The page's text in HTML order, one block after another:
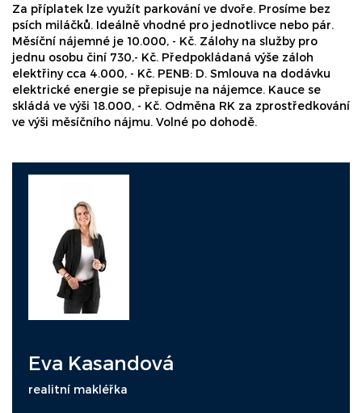
Za příplatek lze využít parkování ve dvoře. Prosíme bez
psích miláčků. Ideálně vhodné pro jednotlivce nebo pár.
Měsíční nájemné je 10.000, - Kč. Zálohy na služby pro
jednu osobu činí 730,- Kč. Předpokládaná výše záloh
elektřiny cca 4.000, - Kč. PENB: D. Smlouva na dodávku
elektrické energie se přepisuje na nájemce. Kauce se
skládá ve výši 18.000, - Kč. Odměna RK za zprostředkování
ve výši měsíčního nájmu. Volné po dohodě.
Eva Kasandová
realitní makléřka